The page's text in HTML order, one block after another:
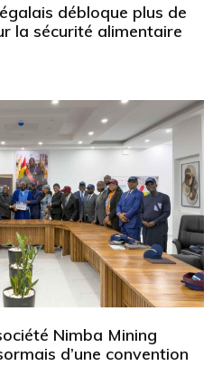
débloque plus de
la sécurité alimentaire
Nimba Mining
d’une convention